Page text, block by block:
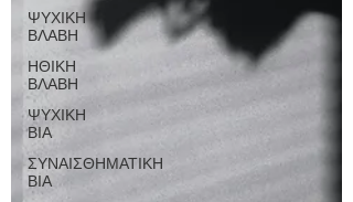
ΨΥΧΙΚΗ
ΒΛΑΒΗ
ΗΘΙΚΗ
ΒΛΑΒΗ
ΨΥΧΙΚΗ
ΒΙΑ
ΣΥΝΑΙΣΘΗΜΑΤΙΚΗ
ΒΙΑ